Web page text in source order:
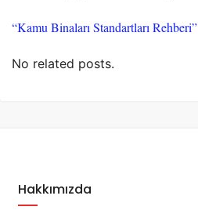
“Kamu Binaları Standartları Rehberi”
No related posts.
Hakkımızda